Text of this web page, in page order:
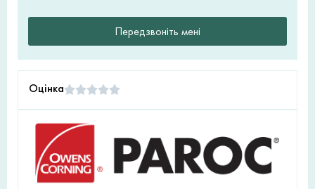
Передзвоніть мені
Оцінка